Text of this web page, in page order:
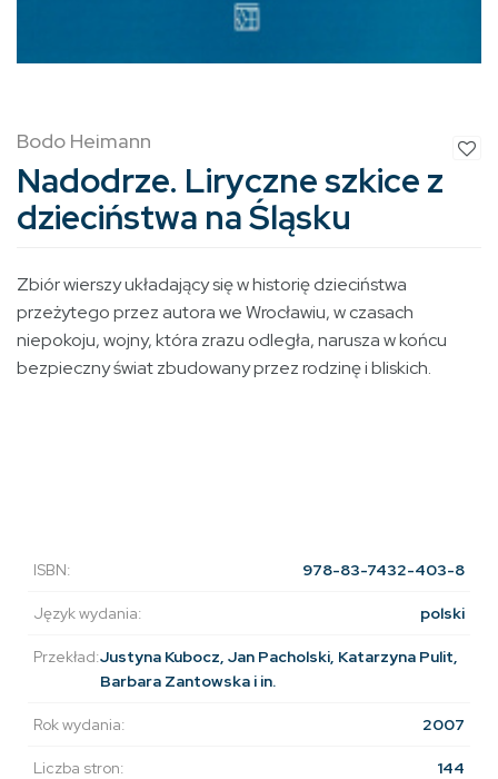
Bodo Heimann
Nadodrze. Liryczne szkice z
dzieciństwa na Śląsku
Zbiór wierszy układający się w historię dzieciństwa
przeżytego przez autora we Wrocławiu, w czasach
niepokoju, wojny, która zrazu odległa, narusza w końcu
bezpieczny świat zbudowany przez rodzinę i bliskich.
ISBN: 978-83-7432-403-8
Język wydania: polski
Przekład:Justyna Kubocz, Jan Pacholski, Katarzyna Pulit,
Barbara Zantowska i in.
Rok wydania: 2007
Liczba stron: 144